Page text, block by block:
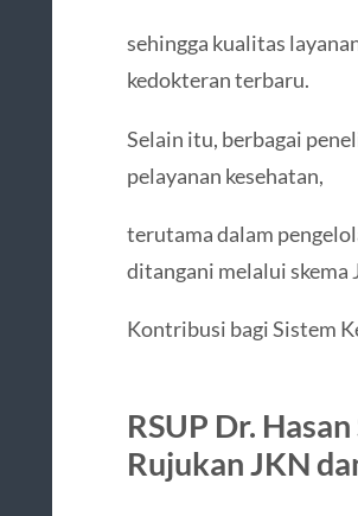
sehingga kualitas
kedokteran terbaru.
Selain itu, berbagai
pelayanan kesehatan,
terutama dalam
ditangani melalui skema
Kontribusi bagi Sistem
RSUP Dr.
Rujukan JKN